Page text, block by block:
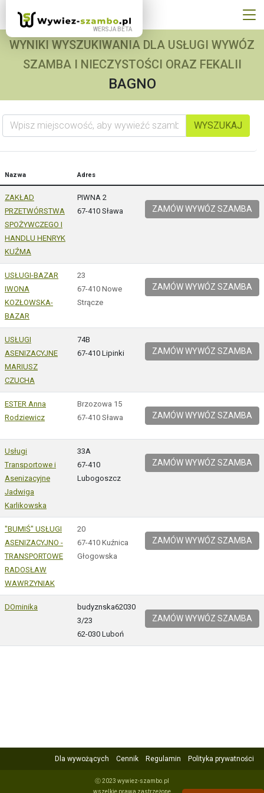
WYNIKI WYSZUKIWANIA DLA USŁUGI WYWÓZ
SZAMBA I NIECZYSTOŚCI ORAZ FEKALII
BAGNO
Wpisz miejscowość, aby wywieźć szambo
WYSZUKAJ
Nazwa Adres
ZAKŁAD
PRZETWÓRSTWA
SPOŻYWCZEGO I
HANDLU HENRYK
KUŹMA
PIWNA 2
67-410 Sława
ZAMÓW WYWÓZ SZAMBA
USŁUGI-BAZAR
IWONA
KOZŁOWSKA-
BAZAR
23
67-410 Nowe
Strącze
ZAMÓW WYWÓZ SZAMBA
USŁUGI
ASENIZACYJNE
MARIUSZ
CZUCHA
74B
67-410 Lipinki
ZAMÓW WYWÓZ SZAMBA
ESTER Anna
Rodziewicz
Brzozowa 15
67-410 Sława
ZAMÓW WYWÓZ SZAMBA
Usługi
Transportowe i
Asenizacyjne
Jadwiga
Karlikowska
33A
67-410
Lubogoszcz
ZAMÓW WYWÓZ SZAMBA
"BUMIŚ" USŁUGI
ASENIZACYJNO -
TRANSPORTOWE
RADOSŁAW
WAWRZYNIAK
20
67-410 Kuźnica
Głogowska
ZAMÓW WYWÓZ SZAMBA
DOminika
budyznska62030
3/23
62-030 Luboń
ZAMÓW WYWÓZ SZAMBA
Dla wywożących Cennik Regulamin Polityka prywatności
ⓒ 2023 wywiez-szambo.pl